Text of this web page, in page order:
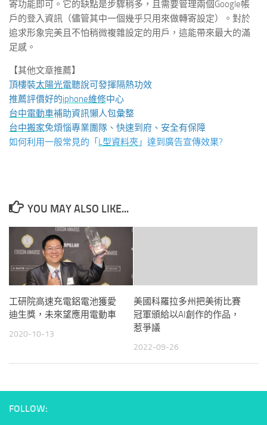
寄功能即可。它的缺點是步驟稍多，且需要管理兩個Google帳
戶的登入資訊（儘管其中一個幾乎只用來做轉寄設定）。對於
追求形象完美且不怕稍微複雜設定的用戶，這能帶來最大的滿
足感。
【其他文章推薦】
頂樓裝太陽光電聽說可發揮隔熱功效
推薦評價好的iphone維修中心
台中電動車補助資訊懶人包彙整
台中搬家免煩惱專業團隊、快速到府、安全有保障
如何利用一般常見的「 L型資料夾 」達到廣告宣傳效果?
YOU MAY ALSO LIKE...
工研院高速充電鋁電池獲愛
迪生獎，未來望應用電動車
2020-10-13
美國科羅拉多州把美術比賽
冠軍頒給以AI創作的作品，
惹爭議
2022-09-26
FOLLOW: